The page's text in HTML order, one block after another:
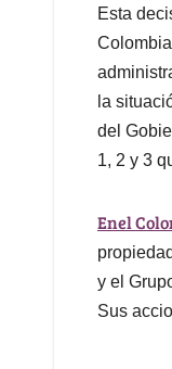
Esta
la
del
1, 2 y 3
Enel
y el
Sus